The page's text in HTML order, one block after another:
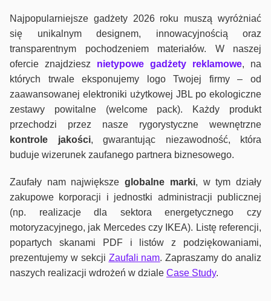
Najpopularniejsze gadżety 2026 roku muszą wyróżniać
się unikalnym designem, innowacyjnością oraz
transparentnym pochodzeniem materiałów. W naszej
ofercie znajdziesz nietypowe gadżety reklamowe, na
których trwale eksponujemy logo Twojej firmy – od
zaawansowanej elektroniki użytkowej JBL po ekologiczne
zestawy powitalne (welcome pack). Każdy produkt
przechodzi przez nasze rygorystyczne wewnętrzne
kontrole jakości, gwarantując niezawodność, która
buduje wizerunek zaufanego partnera biznesowego.
Zaufały nam największeglobalne marki, w tym działy
zakupowe korporacji i jednostki administracji publicznej
(np. realizacje dla sektora energetycznego czy
motoryzacyjnego, jak Mercedes czy IKEA). Listę referencji,
popartych skanami PDF i listów z podziękowaniami,
prezentujemy w sekcji Zaufali nam. Zapraszamy do analiz
naszych realizacji wdrożeń w dziale Case Study.